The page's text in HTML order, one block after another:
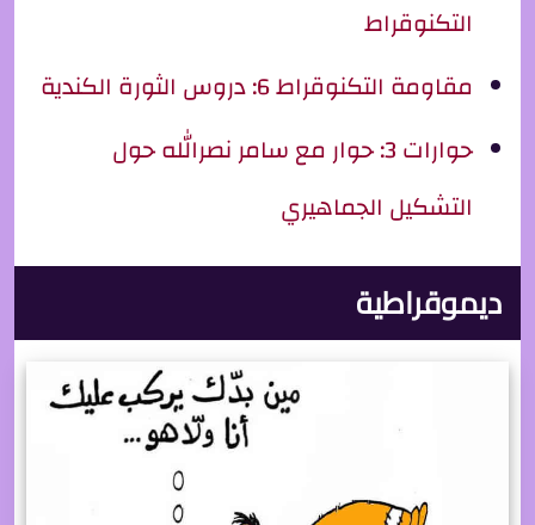
التكنوقراط
مقاومة التكنوقراط 6: دروس الثورة الكندية
حوارات 3: حوار مع سامر نصرالله حول
التشكيل الجماهيري
ديموقراطية